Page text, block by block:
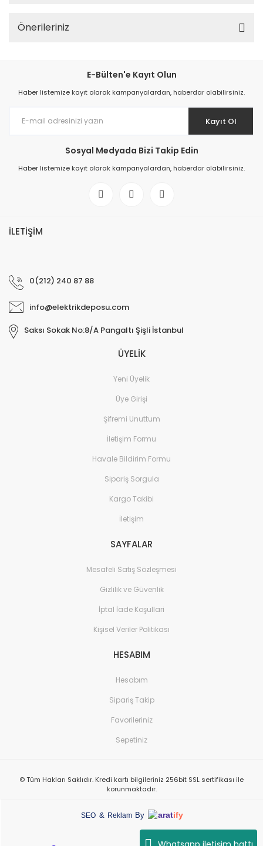
Önerileriniz
E-Bülten'e Kayıt Olun
Haber listemize kayıt olarak kampanyalardan, haberdar olabilirsiniz.
Kayıt Ol
Sosyal Medyada Bizi Takip Edin
Haber listemize kayıt olarak kampanyalardan, haberdar olabilirsiniz.
İLETİŞİM
0(212) 240 87 88
info@elektrikdeposu.com
Saksı Sokak No:8/A Pangaltı Şişli İstanbul
ÜYELİK
Yeni Üyelik
Üye Girişi
Şifremi Unuttum
İletişim Formu
Havale Bildirim Formu
Sipariş Sorgula
Kargo Takibi
İletişim
SAYFALAR
Mesafeli Satış Sözleşmesi
Gizlilik ve Güvenlik
İptal İade Koşullari
Kişisel Veriler Politikası
HESABIM
Hesabım
Sipariş Takip
Favorileriniz
Sepetiniz
© Tüm Hakları Saklıdır. Kredi kartı bilgileriniz 256bit SSL sertifikası ile
korunmaktadır.
SEO & Reklam By aratify